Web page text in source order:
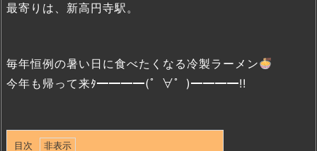
最寄りは、新高円寺駅。
毎年恒例の暑い日に食べたくなる冷製ラーメン
今年も帰って来ﾀ━━━━(゜∀゜)━━━━!!
目次